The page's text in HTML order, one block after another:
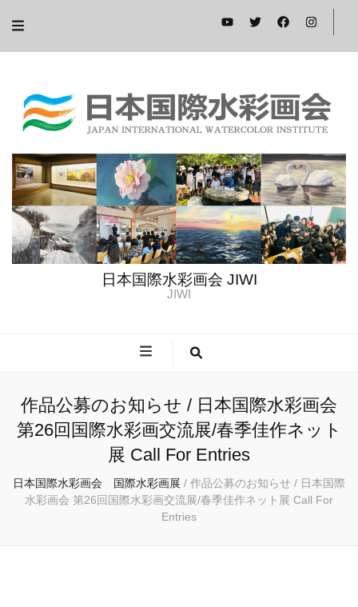
日本国際水彩画会 JIWI
JIWI
作品公募のお知らせ / 日本国際水彩画会
第26回国際水彩画交流展/春季佳作ネット
展 Call For Entries
日本国際水彩画会 国際水彩画展 / 作品公募のお知らせ / 日本国際
水彩画会 第26回国際水彩画交流展/春季佳作ネット展 Call For
Entries